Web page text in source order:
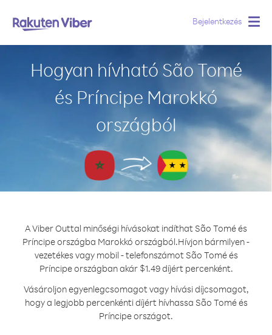
Bejelentkezés
Hogyan hívható São Tomé
és Príncipe Marokkó
országból
A Viber Outtal minőségi hívásokat indíthat São Tomé és
Príncipe országba Marokkó országból.Hívjon bármilyen -
vezetékes vagy mobil - telefonszámot São Tomé és
Príncipe országban akár $1.49 díjért percenként.
Vásároljon egyenlegcsomagot vagy hívási díjcsomagot,
hogy a legjobb percenkénti díjért hívhassa São Tomé és
Príncipe országot.